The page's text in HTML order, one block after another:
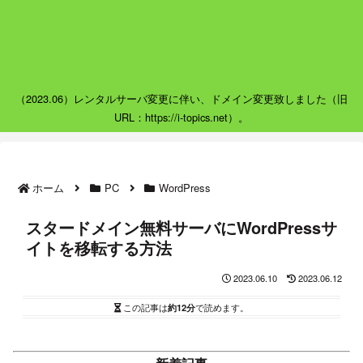
（2023.06）レンタルサーバ変更に伴い、ドメイン変更致しました（旧
URL：https://i-topics.net）。
ホーム PC WordPress
スタードメイン無料サーバにWordPressサ
イトを移転する方法
2023.06.10 2023.06.12
この記事は約12分で読めます。